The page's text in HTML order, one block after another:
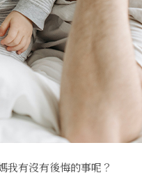
我有沒有後悔的事呢？